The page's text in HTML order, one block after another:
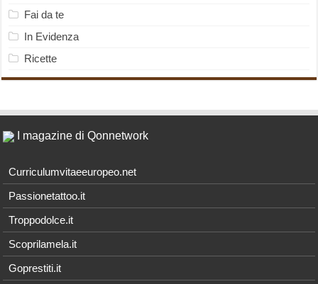
Fai da te
In Evidenza
Ricette
I magazine di Qonnetwork
Curriculumvitaeeuropeo.net
Passionetattoo.it
Troppodolce.it
Scoprilamela.it
Goprestiti.it